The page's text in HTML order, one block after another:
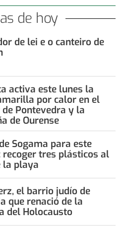
de hoy
de lei e o canteiro de
activa este lunes la
por calor en el
Pontevedra y la
de Ourense
Sogama para este
recoger tres plásticos al
la playa
el barrio judío de
que renació de la
del Holocausto